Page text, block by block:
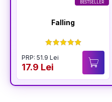
BESTSELLER
Falling
PRP: 51.9 Lei
17.9 Lei